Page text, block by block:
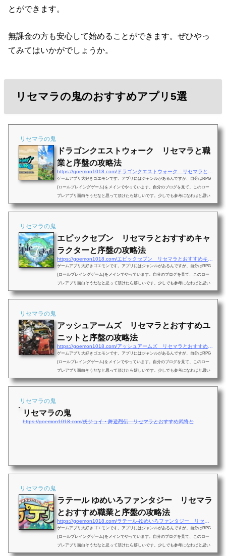
とができます。
無課金の方も安心して始めることができます。ぜひやっ
てみてはいかがでしょうか。
リセマラの鬼のおすすめアプリ5選
リセマラの鬼
ドラゴンクエストウォーク リセマラと職
業と序盤の攻略法
https://goemon1018.com/ドラゴンクエストウォーク リセマラと職業と序
ゲームアプリ大好きゴエモンです。アプリにはジャンルがあるんですが、自分はRPG
(ロールプレイングゲーム)をメインでやっています。自分のブログを見て、このロー
プレアプリ面白そうだなと思って頂けたら嬉しいです。少しでも参考になればと思い
ます。今回はロールプレイングの「ドラゴンクエストウォーク」のことを書いていき
たいと思います。ドラゴンクエストウォークドラゴンクエストウォークはシリーズ初
リセマラの鬼
エピックセブン リセマラとおすすめキャ
ラクターと序盤の攻略法
https://goemon1018.com/エピックセブン リセマラとおすすめキャラクタ
ゲームアプリ大好きゴエモンです。アプリにはジャンルがあるんですが、自分はRPG
(ロールプレイングゲーム)をメインでやっています。自分のブログを見て、このロー
プレアプリ面白そうだなと思って頂けたら嬉しいです。少しでも参考になればと思い
ます。今回はロールプレイングの「エピックセブン」のことを書いていきたいと思い
ます。エピックセブンエピックセブンは己の手で紡がれる至高のアニメRPGです。戦
リセマラの鬼
アッシュアームズ リセマラとおすすめユ
ニットと序盤の攻略法
https://goemon1018.com/アッシュアームズ リセマラとおすすめユニット
ゲームアプリ大好きゴエモンです。アプリにはジャンルがあるんですが、自分はRPG
(ロールプレイングゲーム)をメインでやっています。自分のブログを見て、このロー
プレアプリ面白そうだなと思って頂けたら嬉しいです。少しでも参考になればと思い
ます。今回はロールプレイングの「アッシュアームズ」のことを書いていきたいと思
います。アッシュアームズアッシュアームズは美少女×ミリタリーシュミレーションR
リセマラの鬼
リセマラの鬼
https://goemon1018.com/炎ジョイ・舞遊烈伝 リセマラとおすすめ武将と
リセマラの鬼
ラテール ゆめいろファンタジー リセマラ
とおすすめ職業と序盤の攻略法
https://goemon1018.com/ラテール-ゆめいろファンタジー リセマラとおす
ゲームアプリ大好きゴエモンです。アプリにはジャンルがあるんですが、自分はRPG
(ロールプレイングゲーム)をメインでやっています。自分のブログを見て、このロー
プレアプリ面白そうだなと思って頂けたら嬉しいです。少しでも参考になればと思い
ます。今回はロールプレイングの「ラテール ゆめいろファンタジー」のことを書いて